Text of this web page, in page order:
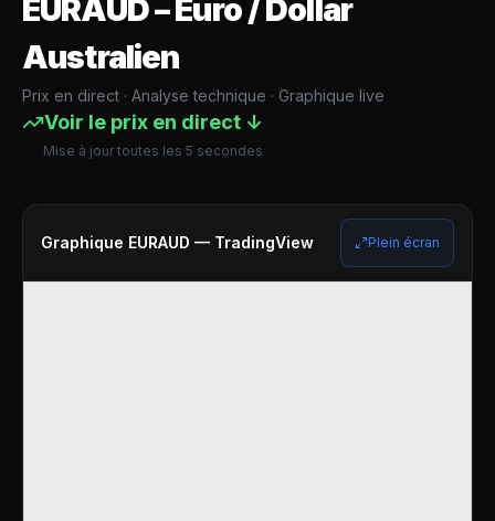
EURAUD–Euro / Dollar
Australien
Prix en direct · Analyse technique · Graphique live
Voir le prix en direct ↓
Mise à jour toutes les 5 secondes
Graphique EURAUD — TradingView Plein écran